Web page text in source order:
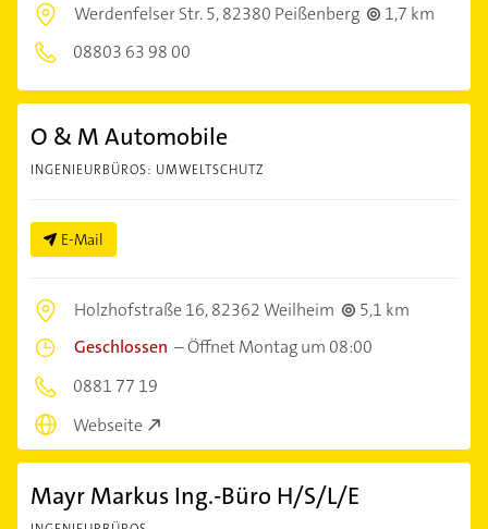
Werdenfelser Str. 5,82380 Peißenberg
1,7 km
08803 63 98 00
O & M Automobile
INGENIEURBÜROS: UMWELTSCHUTZ
E-Mail
Holzhofstraße 16,82362 Weilheim
5,1 km
Geschlossen –Öffnet Montag um 08:00
0881 77 19
Webseite
Mayr Markus Ing.-Büro H/S/L/E